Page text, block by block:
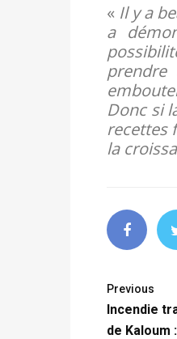
« Il y a
a
Donc si
recettes
la
Previous
Incendie
de Kaloum